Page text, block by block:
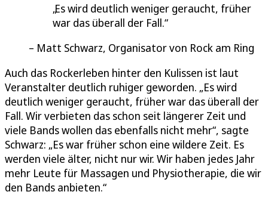
Es wird deutlich weniger geraucht, früher
war das überall der Fall.
Matt Schwarz, Organisator von Rock am Ring
Auch das Rockerleben hinter den Kulissen ist laut
Veranstalter deutlich ruhiger geworden. „Es wird
deutlich weniger geraucht, früher war das überall der
Fall. Wir verbieten das schon seit längerer Zeit und
viele Bands wollen das ebenfalls nicht mehr“, sagte
Schwarz: „Es war früher schon eine wildere Zeit. Es
werden viele älter, nicht nur wir. Wir haben jedes Jahr
mehr Leute für Massagen und Physiotherapie, die wir
den Bands anbieten.“